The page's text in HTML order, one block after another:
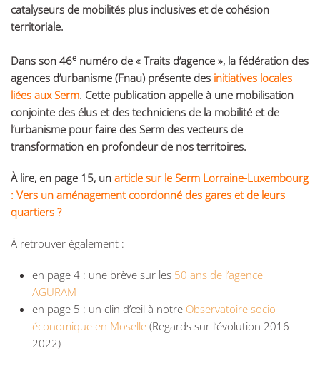
catalyseurs de mobilités plus inclusives et de cohésion
territoriale.
Dans son 46e numéro de « Traits d’agence », la fédération des
agences d’urbanisme (Fnau) présente des initiatives locales
liées aux Serm. Cette publication appelle à une mobilisation
conjointe des élus et des techniciens de la mobilité et de
l’urbanisme pour faire des Serm des vecteurs de
transformation en profondeur de nos territoires.
À lire, en page 15, un article sur le Serm Lorraine-Luxembourg
: Vers un aménagement coordonné des gares et de leurs
quartiers ?
À retrouver également :
en page 4 : une brève sur les 50 ans de l’agence
AGURAM
en page 5 : un clin d’œil à notre Observatoire socio-
économique en Moselle (Regards sur l’évolution 2016-
2022)